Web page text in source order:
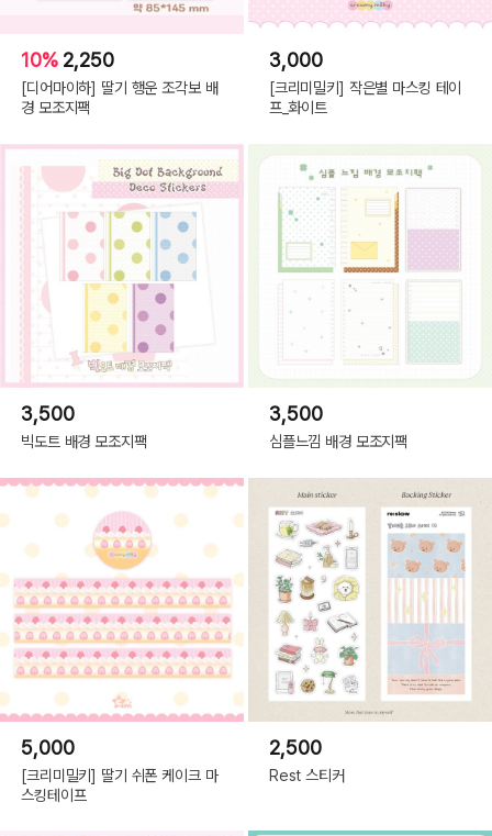
10% 2,250
[디어마이하] 딸기 행운 조각보 배
경 모조지팩
3,000
[크리미밀키] 작은별 마스킹 테이
프_화이트
3,500
빅도트 배경 모조지팩
3,500
심플느낌 배경 모조지팩
5,000
[크리미밀키] 딸기 쉬폰 케이크 마
스킹테이프
2,500
Rest 스티커